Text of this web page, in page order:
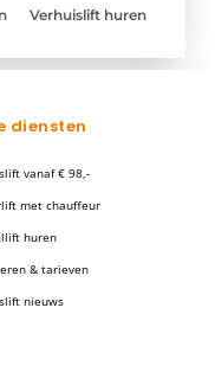
Verhuislift huren
diensten
vanaf € 98,-
met chauffeur
huren
& tarieven
nieuws